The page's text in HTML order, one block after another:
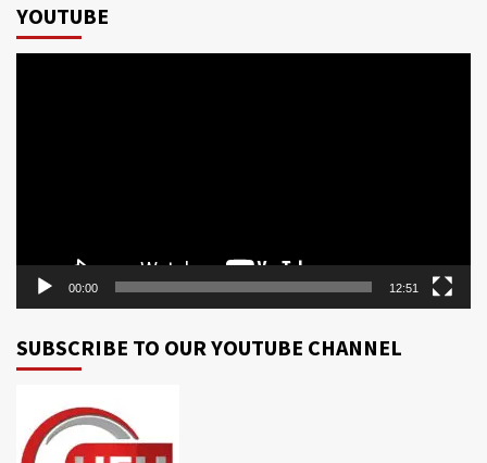
YOUTUBE
00:00 12:51
SUBSCRIBE TO OUR YOUTUBE CHANNEL